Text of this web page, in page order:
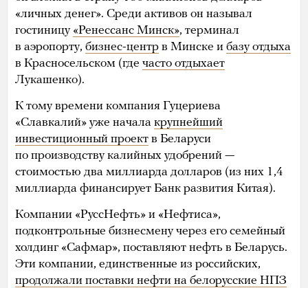
«личных денег». Среди активов он называл
гостиницу «Ренессанс Минск», терминал
в аэропорту, бизнес-центр в Минске и базу отдыха
в Красносельском (где часто отдыхает
Лукашенко).
К тому времени компания Гуцериева
«Славкалий» уже начала крупнейший
инвестиционный проект в Беларуси
по производству калийных удобрений —
стоимостью два миллиарда долларов (из них 1,4
миллиарда финансирует Банк развития Китая).
Компании «РуссНефть» и «Нефтиса»,
подконтрольные бизнесмену через его семейный
холдинг «Сафмар», поставляют нефть в Беларусь.
Эти компании, единственные из российских,
продолжали поставки нефти на белорусские НПЗ